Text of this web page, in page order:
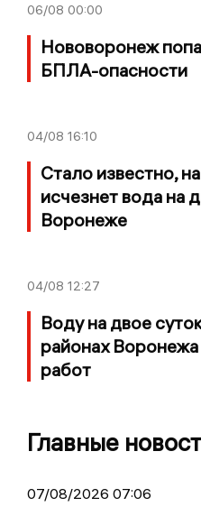
06/08 00:00
Нововоронеж
БПЛА-опасности
04/08 16:10
Стало известно,
исчезнет вода на
Воронеже
04/08 12:27
Воду на двое
районах
работ
Главные
07/08/2026 07:06